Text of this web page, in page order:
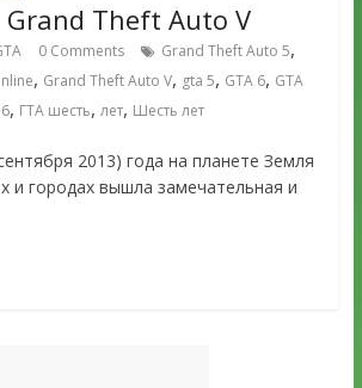
Grand Theft Auto V
0 Comments Grand Theft Auto 5,
, Grand Theft Auto V, gta 5, GTA 6, GTA
, ГТА шесть, лет, Шесть лет
2013) года на планете Земля
и городах вышла замечательная и